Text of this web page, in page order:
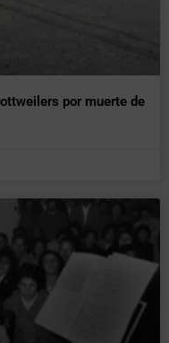
por muerte de